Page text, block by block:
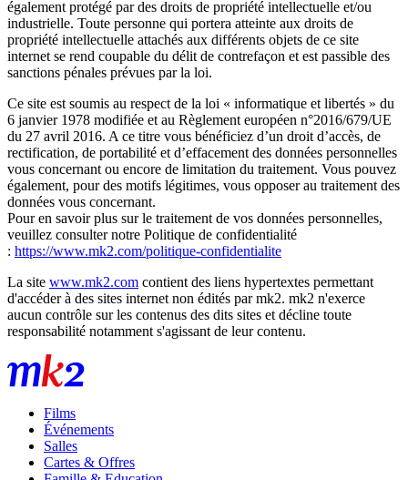
également protégé par des droits de propriété intellectuelle et/ou
industrielle. Toute personne qui portera atteinte aux droits de
propriété intellectuelle attachés aux différents objets de ce site
internet se rend coupable du délit de contrefaçon et est passible des
sanctions pénales prévues par la loi.
Ce site est soumis au respect de la loi « informatique et libertés » du
6 janvier 1978 modifiée et au Règlement européen n°2016/679/UE
du 27 avril 2016. A ce titre vous bénéficiez d’un droit d’accès, de
rectification, de portabilité et d’effacement des données personnelles
vous concernant ou encore de limitation du traitement. Vous pouvez
également, pour des motifs légitimes, vous opposer au traitement des
données vous concernant.
Pour en savoir plus sur le traitement de vos données personnelles,
veuillez consulter notre Politique de confidentialité
: https://www.mk2.com/politique-confidentialite
La site www.mk2.com contient des liens hypertextes permettant
d'accéder à des sites internet non édités par mk2. mk2 n'exerce
aucun contrôle sur les contenus des dits sites et décline toute
responsabilité notamment s'agissant de leur contenu.
Films
Événements
Salles
Cartes & Offres